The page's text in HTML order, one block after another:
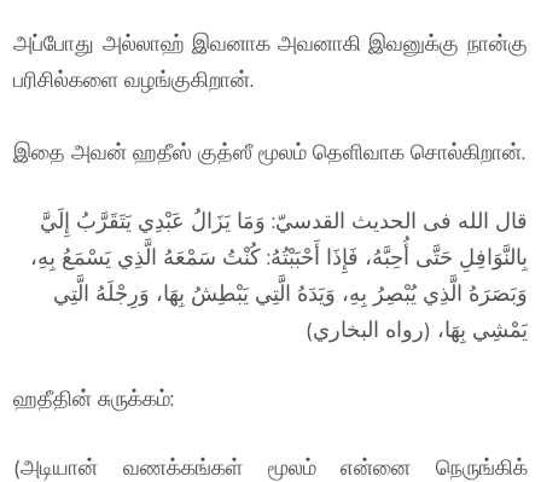
அப்போது அல்லாஹ் இவனாக அவனாகி இவனுக்கு நான்கு
பரிசில்களை வழங்குகிறான்.
இதை அவன் ஹதீஸ் குத்ஸீ மூலம் தெளிவாக சொல்கிறான்.
قال الله فى الحديث القدسيّ: وَمَا يَزَالُ عَبْدِي يَتَقَرَّبُ إِلَيَّ
بِالنَّوَافِلِ حَتَّى أُحِبَّهُ، فَإِذَا أَحْبَبْتُهُ: كُنْتُ سَمْعَهُ الَّذِي يَسْمَعُ بِهِ،
وَبَصَرَهُ الَّذِي يُبْصِرُ بِهِ، وَيَدَهُ الَّتِي يَبْطِشُ بِهَا، وَرِجْلَهُ الَّتِي
يَمْشِي بِهَا، (رواه البخاري)
ஹதீதின் சுருக்கம்:
(அடியான் வணக்கங்கள் மூலம் என்னை நெருங்கிக்